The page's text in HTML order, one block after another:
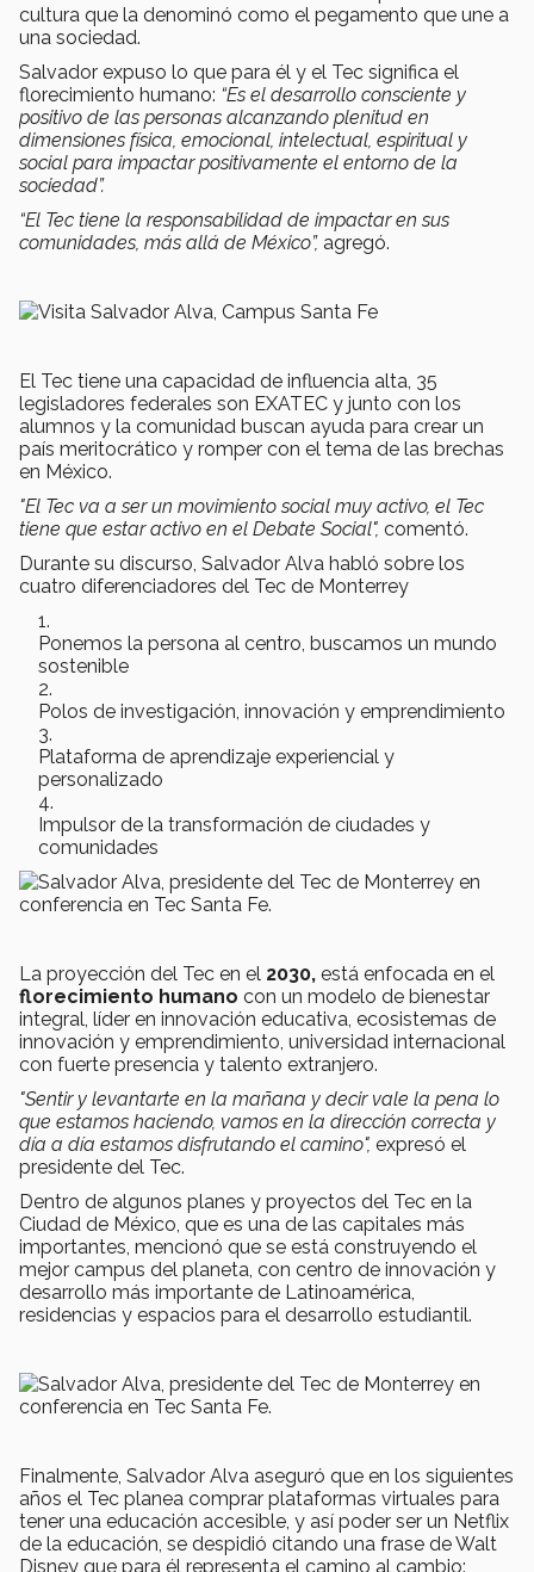
cultura que la denominó como el pegamento que une a
una sociedad.
Salvador expuso lo que para él y el Tec significa el
florecimiento humano: “Es el desarrollo consciente y
positivo de las personas alcanzando plenitud en
dimensiones física, emocional, intelectual, espiritual y
social para impactar positivamente el entorno de la
sociedad”.
“El Tec tiene la responsabilidad de impactar en sus
comunidades, más allá de México”, agregó.
El Tec tiene una capacidad de influencia alta, 35
legisladores federales son EXATEC y junto con los
alumnos y la comunidad buscan ayuda para crear un
país meritocrático y romper con el tema de las brechas
en México.
"El Tec va a ser un movimiento social muy activo, el Tec
tiene que estar activo en el Debate Social", comentó.
Durante su discurso, Salvador Alva habló sobre los
cuatro diferenciadores del Tec de Monterrey
Ponemos la persona al centro, buscamos un mundo
sostenible
Polos de investigación, innovación y emprendimiento
Plataforma de aprendizaje experiencial y
personalizado
Impulsor de la transformación de ciudades y
comunidades
La proyección del Tec en el 2030, está enfocada en el
florecimiento humano con un modelo de bienestar
integral, líder en innovación educativa, ecosistemas de
innovación y emprendimiento, universidad internacional
con fuerte presencia y talento extranjero.
"Sentir y levantarte en la mañana y decir vale la pena lo
que estamos haciendo, vamos en la dirección correcta y
día a día estamos disfrutando el camino", expresó el
presidente del Tec.
Dentro de algunos planes y proyectos del Tec en la
Ciudad de México, que es una de las capitales más
importantes, mencionó que se está construyendo el
mejor campus del planeta, con centro de innovación y
desarrollo más importante de Latinoamérica,
residencias y espacios para el desarrollo estudiantil.
Finalmente, Salvador Alva aseguró que en los siguientes
años el Tec planea comprar plataformas virtuales para
tener una educación accesible, y así poder ser un Netflix
de la educación, se despidió citando una frase de Walt
Disney que para él representa el camino al cambio: